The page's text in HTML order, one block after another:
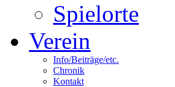
Spielorte
Verein
Info/Beiträge/etc.
Chronik
Kontakt